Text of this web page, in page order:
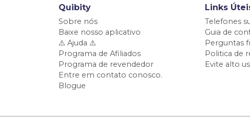
Quibity
Sobre nós
Baixe nosso aplicativo
⚠️ Ajuda ⚠️
Programa de Afiliados
Programa de revendedor
Entre em contato conosco.
Blogue
Links
Telefones
Guia de
Perguntas
Politica de
Evite alto